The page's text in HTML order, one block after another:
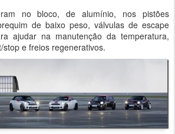
no bloco, de alumínio, nos pistões
de baixo peso, válvulas de escape
ajudar na manutenção da temperatura,
e freios regenerativos.